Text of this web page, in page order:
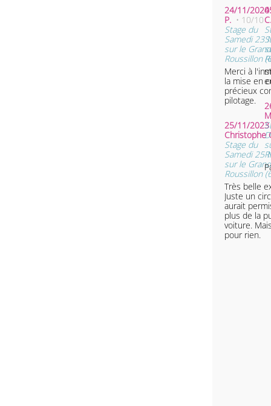
24/11/
P. • 10/10
Stage du
Samedi 23
sur le
Roussillon
Merci à
la mise en
précieux
pilotage.
25/11/
Stage du
Samedi 25
sur le
Roussillon
Très belle
Juste un
aurait
plus de la
voiture.
pour rien.